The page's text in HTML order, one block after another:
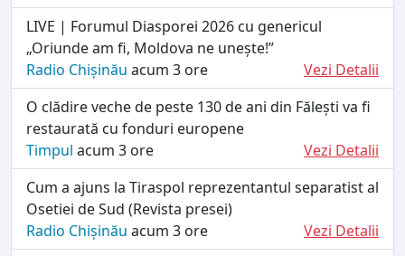
LIVE | Forumul Diasporei 2026 cu genericul
„Oriunde am fi, Moldova ne unește!”
Radio Chișinău acum 3 ore
Vezi Detalii
O clădire veche de peste 130 de ani din Fălești va fi
restaurată cu fonduri europene
Timpul acum 3 ore
Vezi Detalii
Cum a ajuns la Tiraspol reprezentantul separatist al
Osetiei de Sud (Revista presei)
Radio Chișinău acum 3 ore
Vezi Detalii